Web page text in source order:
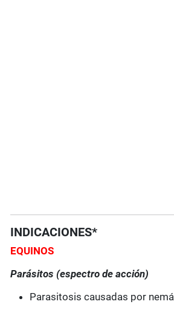
INDICACIONES*
EQUINOS
Parásitos (espectro de acción)
Parasitosis causadas por